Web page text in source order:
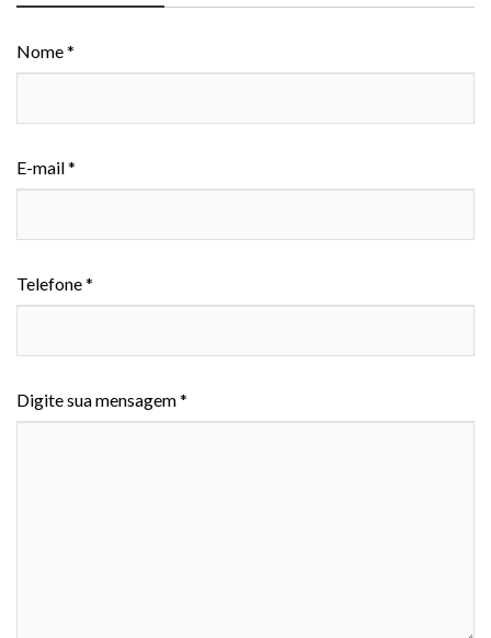
Nome *
E-mail *
Telefone *
Digite sua mensagem *